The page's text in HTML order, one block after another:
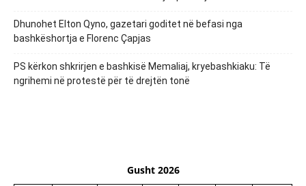
Dhunohet Elton Qyno, gazetari goditet në befasi nga
bashkëshortja e Florenc Çapjas
PS kërkon shkrirjen e bashkisë Memaliaj, kryebashkiaku: Të
ngrihemi në protestë për të drejtën tonë
Gusht 2026